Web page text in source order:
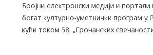
Бројни електронски медији и портали
богат културно-уметнички програм у
кући током 58. „Грочанских